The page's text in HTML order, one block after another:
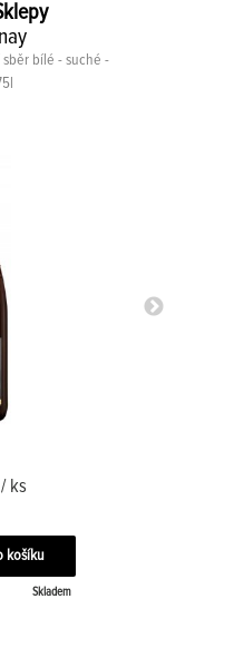
bílé - suché -
/ ks
Skladem